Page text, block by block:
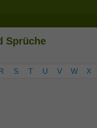
Sprüche
S T U V W X